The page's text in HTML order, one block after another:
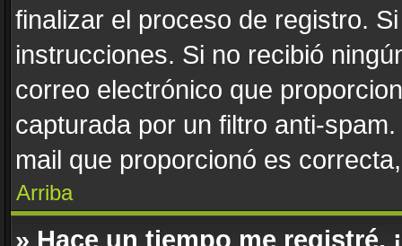
finalizar el proceso de registro.
instrucciones. Si no recibió
correo electrónico que
capturada por un filtro anti-
mail que proporcionó es
Arriba
» Hace un tiempo me registré,